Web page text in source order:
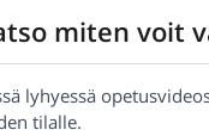
miten voit
lyhyessä
tilalle.